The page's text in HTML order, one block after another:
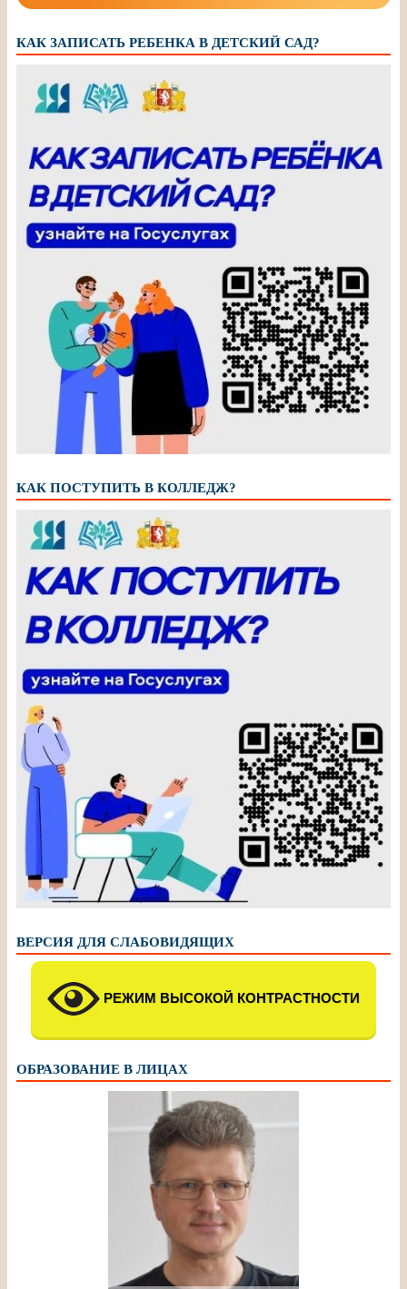
КАК ЗАПИСАТЬ РЕБЕНКА В ДЕТСКИЙ САД?
КАК ПОСТУПИТЬ В КОЛЛЕДЖ?
ВЕРСИЯ ДЛЯ СЛАБОВИДЯЩИХ
РЕЖИМ ВЫСОКОЙ КОНТРАСТНОСТИ
ОБРАЗОВАНИЕ В ЛИЦАХ